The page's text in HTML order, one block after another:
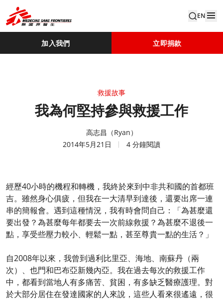
EN
加入我們 立即捐款
救援故事
我為何堅持參與救援工作
高志昌（Ryan）
2014年5月21日
4 分鐘閱讀
經歷40小時的機程和轉機，我終於來到中非共和國的首都班
吉。雖然身心俱疲，但我在一大清早到達後，還要出席一連
串的簡報會。遇到這種情況，我有時會問自己：「為甚麼還
要出發？為甚麼每年都要去一次前線救援？為甚麼不退後一
點，享受些壓力較小、輕鬆一點，甚至尊貴一點的生活？」
自2008年以來，我曾到過利比里亞、海地、南蘇丹（兩
次）、也門和巴布亞新幾內亞。我在過去每次的救援工作
中，都看到當地人有多痛苦、貧困，有多缺乏醫療護理。對
於大部分居住在發達國家的人來說，這些人看來很遙遠，很